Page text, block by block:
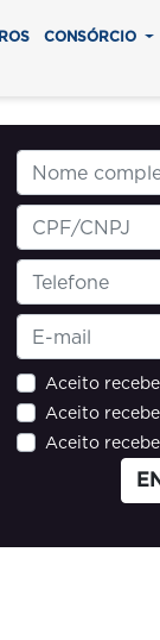
CONSÓRCIO
Aceito
Aceito
Aceito